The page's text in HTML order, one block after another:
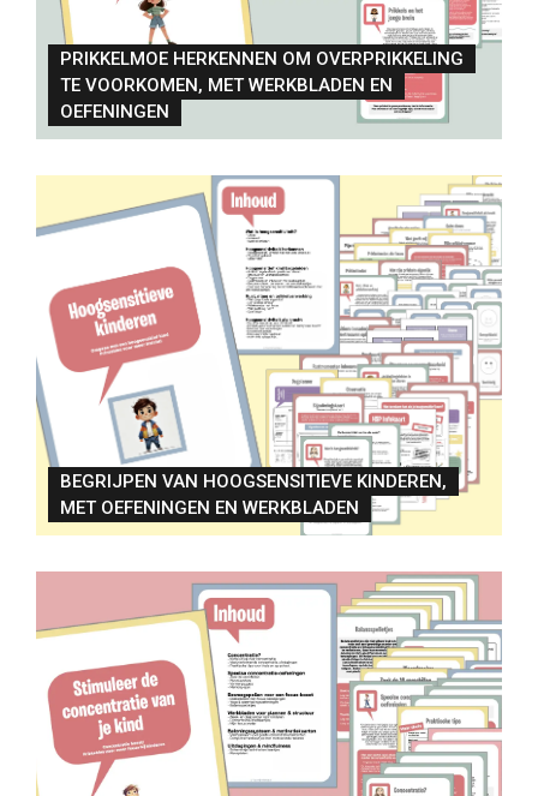
PRIKKELMOE HERKENNEN OM OVERPRIKKELING
TE VOORKOMEN, MET WERKBLADEN EN
OEFENINGEN
BEGRIJPEN VAN HOOGSENSITIEVE KINDEREN,
MET OEFENINGEN EN WERKBLADEN